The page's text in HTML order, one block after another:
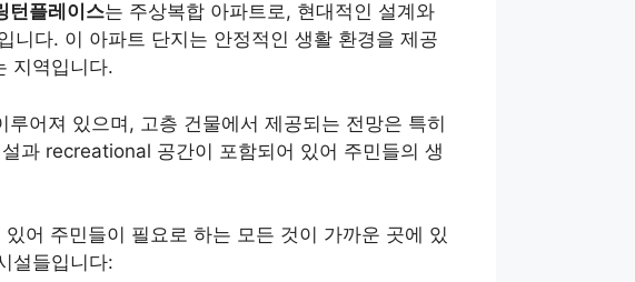
턴플레이스는 주상복합 아파트로, 현대적인 설계와
니다. 이 아파트 단지는 안정적인 생활 환경을 제공
지역입니다.
루어져 있으며, 고층 건물에서 제공되는 전망은 특히
과 recreational 공간이 포함되어 있어 주민들의 생
어 주민들이 필요로 하는 모든 것이 가까운 곳에 있
설들입니다: